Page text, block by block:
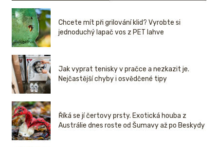
Chcete mít při grilování klid? Vyrobte si
jednoduchý lapač vos z PET lahve
Jak vyprat tenisky v pračce a nezkazit je.
Nejčastější chyby i osvědčené tipy
Říká se jí čertovy prsty. Exotická houba z
Austrálie dnes roste od Šumavy až po Beskydy